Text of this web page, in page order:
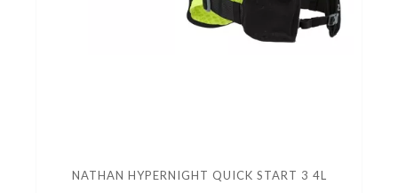
NATHAN HYPERNIGHT QUICK START 3 4L